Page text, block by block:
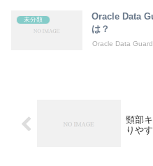
未分類
Oracle Data
は？
Oracle Data
頸部
りや